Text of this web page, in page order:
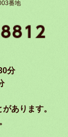
番地
分
あります。